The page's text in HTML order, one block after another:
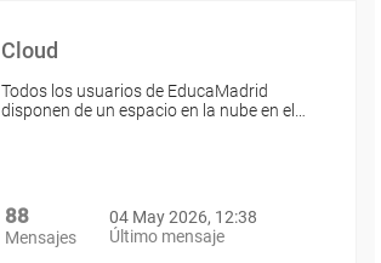
Cloud
Todos los usuarios de EducaMadrid
disponen de un espacio en la nube en el…
88
Mensajes
04 May 2026, 12:38
Último mensaje